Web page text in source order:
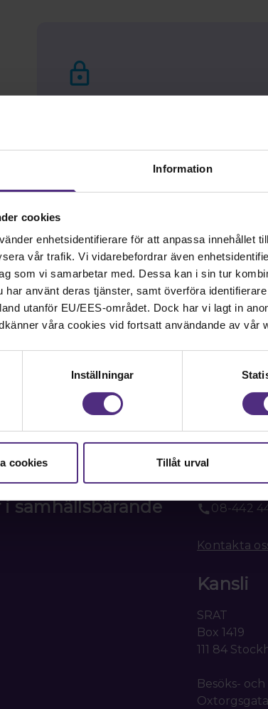
Information
cookies
enhetsidentifierare för att anpassa innehållet
vår trafik. Vi vidarebefordrar även
som vi samarbetar med. Dessa kan i sin tur
har använt deras tjänster, samt överföra
utanför EU/EES-området. Dock har vi lagt in
våra cookies vid fortsatt användande av vår
Inställningar
cookies Tillåt urval
Vad roligt att du är intresserad av
du vara medlem och logga in.
förtroendevald. Har du problem
Bli medlem
samhällsbärande
Kontakta
08-442
Kontakta
Kansli
SRAT
Box 1419
111 84
Besöks-